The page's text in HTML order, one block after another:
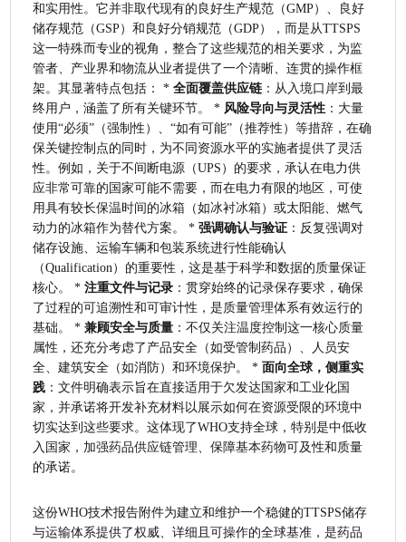
和实用性。它并非取代现有的良好生产规范（GMP）、良好
储存规范（GSP）和良好分销规范（GDP），而是从TTSPS
这一特殊而专业的视角，整合了这些规范的相关要求，为监
管者、产业界和物流从业者提供了一个清晰、连贯的操作框
架。其显著特点包括： * 全面覆盖供应链 ：从入境口岸到最
终用户，涵盖了所有关键环节。 * 风险导向与灵活性 ：大量
使用“必须”（强制性）、“如有可能”（推荐性）等措辞，在确
保关键控制点的同时，为不同资源水平的实施者提供了灵活
性。例如，关于不间断电源（UPS）的要求，承认在电力供
应非常可靠的国家可能不需要，而在电力有限的地区，可使
用具有较长保温时间的冰箱（如冰衬冰箱）或太阳能、燃气
动力的冰箱作为替代方案。 * 强调确认与验证 ：反复强调对
储存设施、运输车辆和包装系统进行性能确认
（Qualification）的重要性，这是基于科学和数据的质量保证
核心。 * 注重文件与记录 ：贯穿始终的记录保存要求，确保
了过程的可追溯性和可审计性，是质量管理体系有效运行的
基础。 * 兼顾安全与质量 ：不仅关注温度控制这一核心质量
属性，还充分考虑了产品安全（如受管制药品）、人员安
全、建筑安全（如消防）和环境保护。 * 面向全球，侧重实
践 ：文件明确表示旨在直接适用于欠发达国家和工业化国
家，并承诺将开发补充材料以展示如何在资源受限的环境中
切实达到这些要求。这体现了WHO支持全球，特别是中低收
入国家，加强药品供应链管理、保障基本药物可及性和质量
的承诺。
这份WHO技术报告附件为建立和维护一个稳健的TTSPS储存
与运输体系提供了权威、详细且可操作的全球基准，是药品